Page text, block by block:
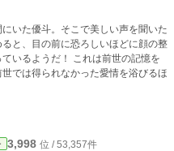
いた優斗。そこで美しい声を聞いた
と、目の前に恐ろしいほどに顔の整
いるようだ！ これは前世の記憶を
では得られなかった愛情を浴びるほ
3,998 位 / 53,357件